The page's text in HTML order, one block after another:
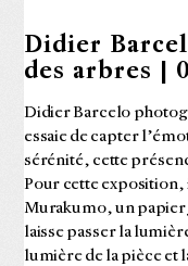
Didier
des arbres |
Didier Barcelo
essaie de capter
sérénité, cette
Pour cette
Murakumo, un papier
laisse passer la
lumière de la pièce et